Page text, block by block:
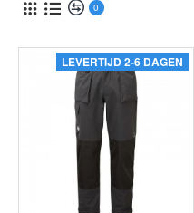
0
LEVERTIJD 2-6 DAGEN